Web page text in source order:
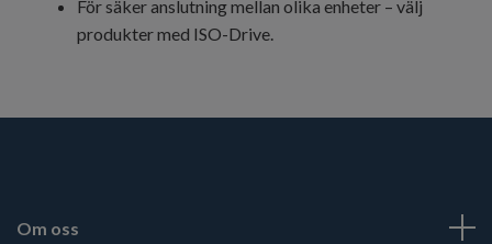
För säker anslutning mellan olika enheter – välj
produkter med ISO-Drive.
Om oss